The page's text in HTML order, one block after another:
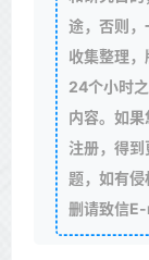
途，否则
收集整理
24个小时
内容。如
注册，得到
题，如有侵
删请致信